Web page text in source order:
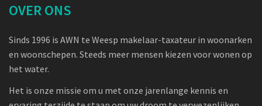
OVER ONS
Sinds 1996 is AWN te Weesp makelaar-taxateur in woonarken
en woonschepen. Steeds meer mensen kiezen voor wonen op
het water.
Het is onze missie om u met onze jarenlange kennis en